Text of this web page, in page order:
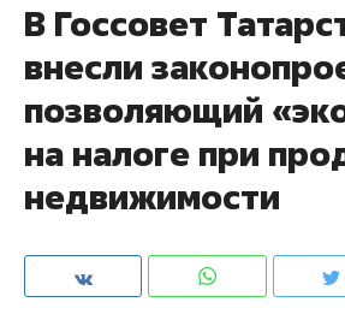
В Госсовет
внесли
позволяющий
на налоге при
недвижимости